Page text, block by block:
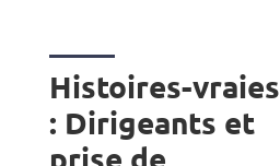
Histoires-vraies
: Dirigeants et
prise de